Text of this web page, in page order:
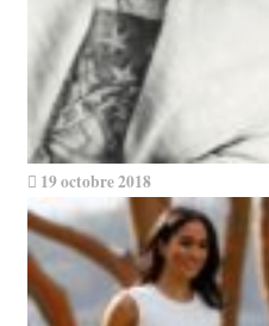
19 octobre 2018